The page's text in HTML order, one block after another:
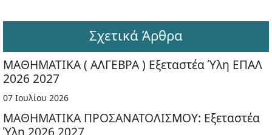
Σχετικά Άρθρα
ΜΑΘΗΜΑΤΙΚΑ ( ΑΛΓΕΒΡΑ ) Εξεταστέα Ύλη ΕΠΑΛ
2026 2027
07 Ιουλίου 2026
ΜΑΘΗΜΑΤΙΚΑ ΠΡΟΣΑΝΑΤΟΛΙΣΜΟΥ: Εξεταστέα
Ύλη 2026 2027